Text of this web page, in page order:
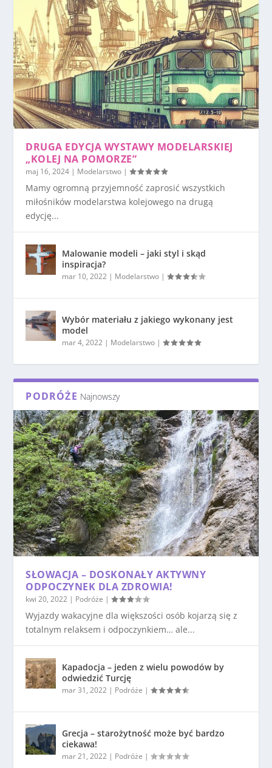
DRUGA EDYCJA WYSTAWY MODELARSKIEJ
„KOLEJ NA POMORZE”
maj 16, 2024 | Modelarstwo |
Mamy ogromną przyjemność zaprosić wszystkich
miłośników modelarstwa kolejowego na drugą
edycję...
Malowanie modeli – jaki styl i skąd
inspiracja?
mar 10, 2022 | Modelarstwo |
Wybór materiału z jakiego wykonany jest
model
mar 4, 2022 | Modelarstwo |
PODRÓŻE Najnowszy
SŁOWACJA – DOSKONAŁY AKTYWNY
ODPOCZYNEK DLA ZDROWIA!
kwi 20, 2022 | Podróże |
Wyjazdy wakacyjne dla większości osób kojarzą się z
totalnym relaksem i odpoczynkiem… ale...
Kapadocja – jeden z wielu powodów by
odwiedzić Turcję
mar 31, 2022 | Podróże |
Grecja – starożytność może być bardzo
ciekawa!
mar 21, 2022 | Podróże |